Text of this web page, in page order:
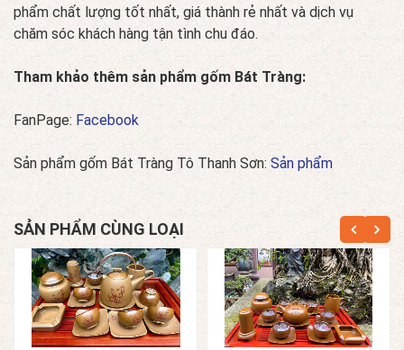
phẩm chất lượng tốt nhất, giá thành rẻ nhất và dịch vụ
chăm sóc khách hàng tận tình chu đáo.
Tham khảo thêm sản phẩm gốm Bát Tràng:
FanPage: Facebook
Sản phẩm gốm Bát Tràng Tô Thanh Sơn: Sản phẩm
SẢN PHẨM CÙNG LOẠI